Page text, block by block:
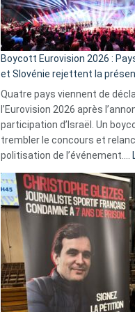
Boycott Eurovision 2026 :
et Slovénie rejettent la
Quatre pays viennent de
l’Eurovision 2026 après
participation d’Israël. Un
trembler le concours et
politisation de l’événement.…